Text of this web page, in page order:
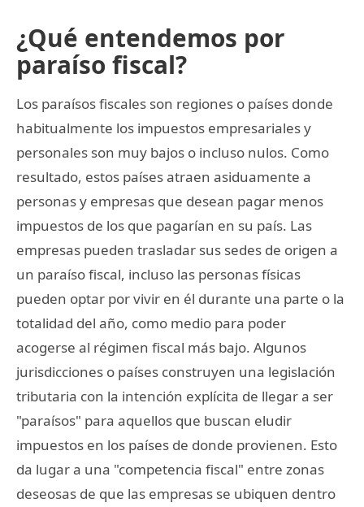
¿Qué entendemos por
paraíso fiscal?
Los paraísos fiscales son regiones o países donde
habitualmente los impuestos empresariales y
personales son muy bajos o incluso nulos. Como
resultado, estos países atraen asiduamente a
personas y empresas que desean pagar menos
impuestos de los que pagarían en su país. Las
empresas pueden trasladar sus sedes de origen a
un paraíso fiscal, incluso las personas físicas
pueden optar por vivir en él durante una parte o la
totalidad del año, como medio para poder
acogerse al régimen fiscal más bajo. Algunos
jurisdicciones o países construyen una legislación
tributaria con la intención explícita de llegar a ser
"paraísos" para aquellos que buscan eludir
impuestos en los países de donde provienen. Esto
da lugar a una "competencia fiscal" entre zonas
deseosas de que las empresas se ubiquen dentro